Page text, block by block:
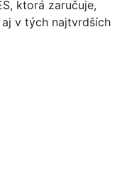
ktorá zaručuje,
v tých najtvrdších